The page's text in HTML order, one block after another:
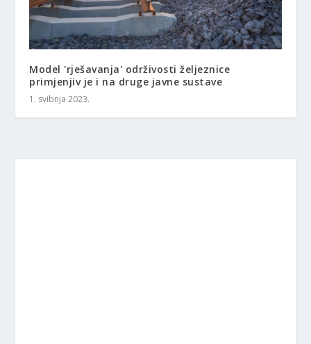
Model 'rješavanja' održivosti željeznice
primjenjiv je i na druge javne sustave
1. svibnja 2023.